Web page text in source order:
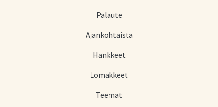
Palaute
Ajankohtaista
Hankkeet
Lomakkeet
Teemat